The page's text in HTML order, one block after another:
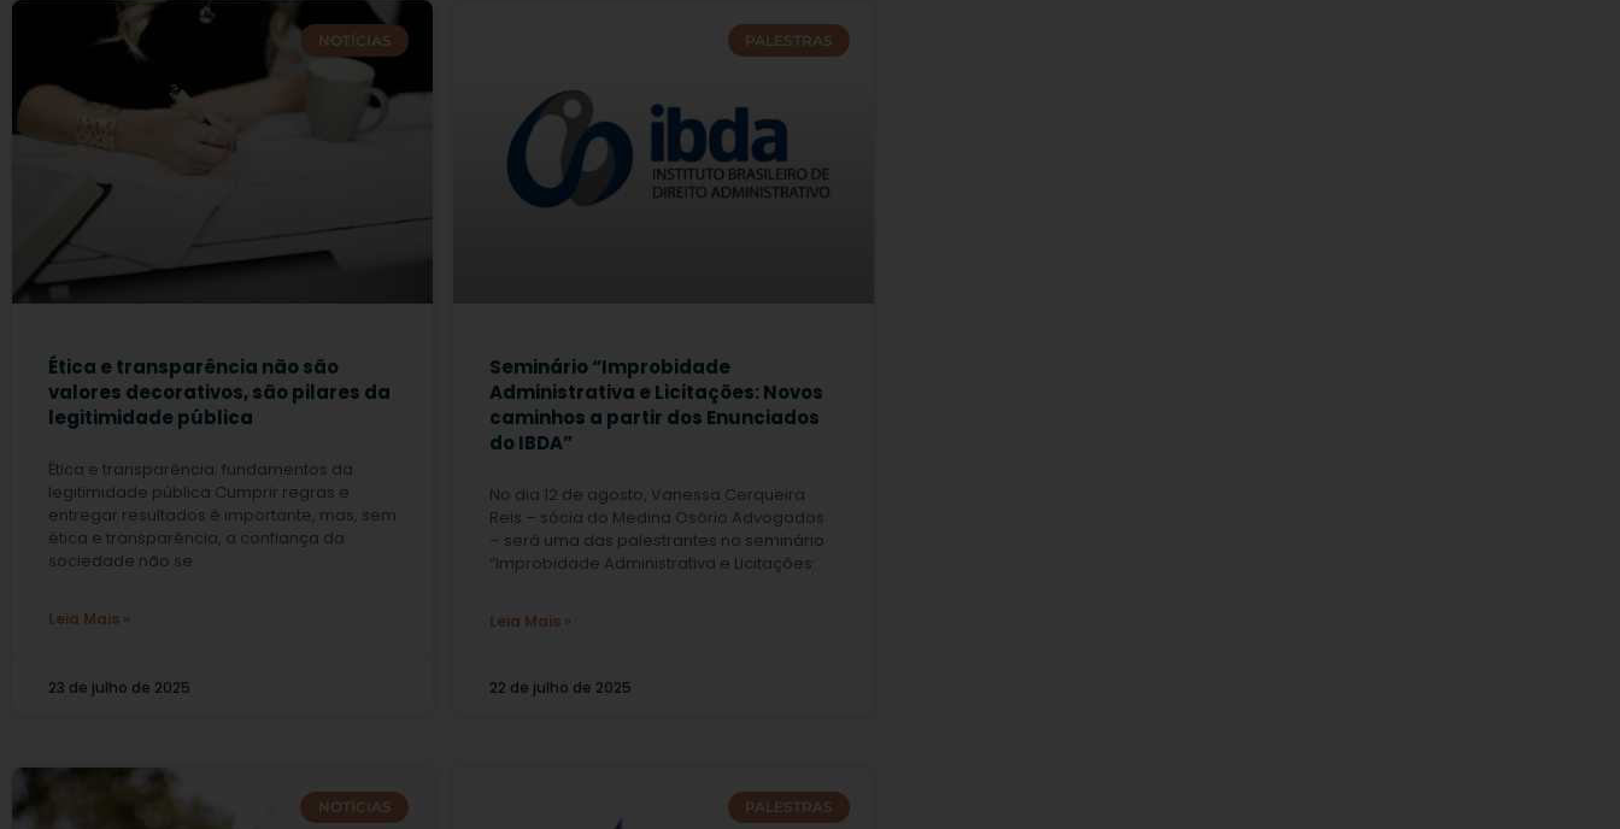
NOTÍCIAS
Ética e transparência não são
valores decorativos, são pilares da
legitimidade pública
Ética e transparência: fundamentos da
legitimidade pública Cumprir regras e
entregar resultados é importante, mas, sem
ética e transparência, a confiança da
sociedade não se
Leia Mais »
23 de julho de 2025
PALESTRAS
Seminário “Improbidade
Administrativa e Licitações: Novos
caminhos a partir dos Enunciados
do IBDA”
No dia 12 de agosto, Vanessa Cerqueira
Reis – sócia do Medina Osório Advogados
– será uma das palestrantes no seminário
“Improbidade Administrativa e Licitações:
Leia Mais »
22 de julho de 2025
NOTÍCIAS PALESTRAS